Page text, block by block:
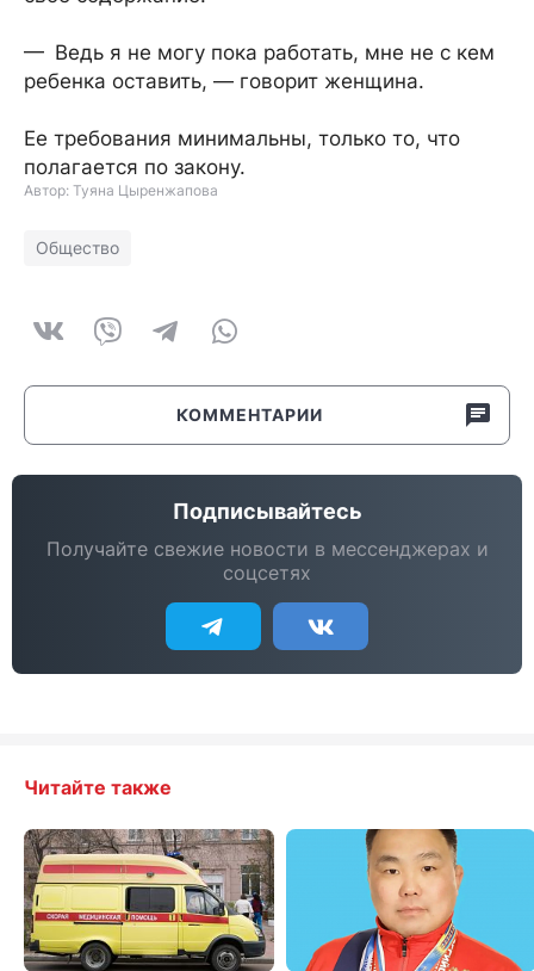
— Ведь я не могу пока работать, мне не с кем
ребенка оставить, — говорит женщина.
Ее требования минимальны, только то, что
полагается по закону.
Автор: Туяна Цыренжапова
Общество
КОММЕНТАРИИ
Подписывайтесь
Получайте свежие новости в мессенджерах и
соцсетях
Читайте также